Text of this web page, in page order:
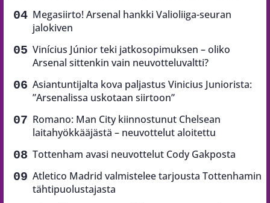
Megasiirto! Arsenal hankki Valioliiga-seuran
jalokiven
Vinícius Júnior teki jatkosopimuksen – oliko
Arsenal sittenkin vain neuvotteluvaltti?
Asiantuntijalta kova paljastus Vinicius Juniorista:
”Arsenalissa uskotaan siirtoon”
Romano: Man City kiinnostunut Chelsean
laitahyökkääjästä – neuvottelut aloitettu
Tottenham avasi neuvottelut Cody Gakposta
Atletico Madrid valmistelee tarjousta Tottenhamin
tähtipuolustajasta